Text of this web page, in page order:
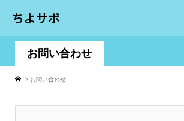
ちよサポ
お問い合わせ
お問い合わせ